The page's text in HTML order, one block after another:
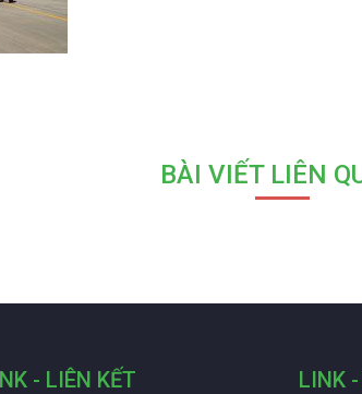
BÀI VIẾT LIÊN
- LIÊN KẾT LINK